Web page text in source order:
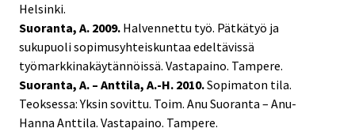
Helsinki.
Suoranta, A. 2009. Halvennettu työ. Pätkätyö ja
sukupuoli sopimusyhteiskuntaa edeltävissä
työmarkkinakäytännöissä. Vastapaino. Tampere.
Suoranta, A. – Anttila, A.-H. 2010.Sopimaton tila.
Teoksessa: Yksin sovittu. Toim. Anu Suoranta – Anu-
Hanna Anttila. Vastapaino. Tampere.